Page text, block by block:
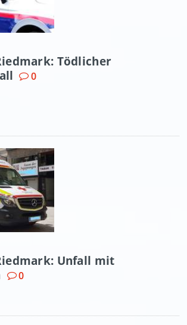
Tödlicher
0
Unfall mit
0